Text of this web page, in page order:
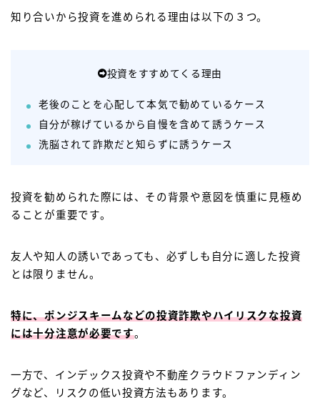
知り合いから投資を進められる理由は以下の３つ。
投資をすすめてくる理由
老後のことを心配して本気で勧めているケース
自分が稼げているから自慢を含めて誘うケース
洗脳されて詐欺だと知らずに誘うケース
投資を勧められた際には、その背景や意図を慎重に見極め
ることが重要です。
友人や知人の誘いであっても、必ずしも自分に適した投資
とは限りません。
特に、ポンジスキームなどの投資詐欺やハイリスクな投資
には十分注意が必要です。
一方で、インデックス投資や不動産クラウドファンディン
グなど、リスクの低い投資方法もあります。